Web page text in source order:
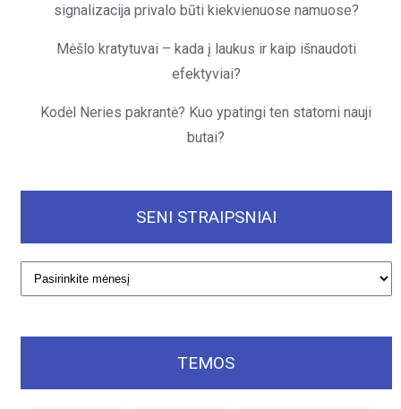
signalizacija privalo būti kiekvienuose namuose?
Mėšlo kratytuvai – kada į laukus ir kaip išnaudoti
efektyviai?
Kodėl Neries pakrantė? Kuo ypatingi ten statomi nauji
butai?
SENI STRAIPSNIAI
Seni
TEMOS